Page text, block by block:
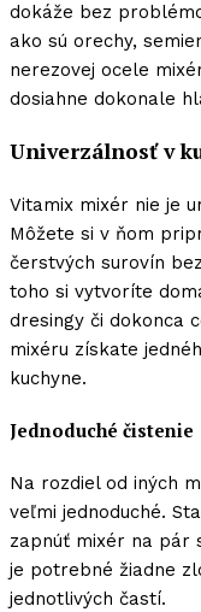
dokáže bez
ako sú orechy,
nerezovej ocele
dosiahne dokonale
Univerzálnosť v
Vitamix mixér nie je
Môžete si v ňom
čerstvých surovín
toho si vytvoríte
dresingy či dokonca
mixéru získate
kuchyne.
Jednoduché čistenie
Na rozdiel od iných
veľmi jednoduché.
zapnúť mixér na pár
je potrebné žiadne
jednotlivých častí.